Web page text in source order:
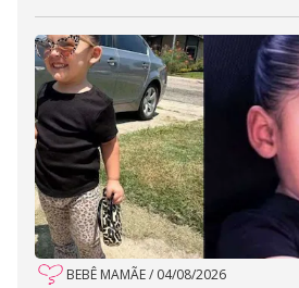
BEBÊ MAMÃE/ 04/08/2026